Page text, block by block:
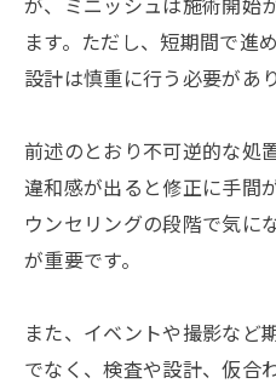
ます。ただし、短期間で進
設計は慎重に行う必要があり
前述のとおり不可逆的な処
違和感が出ると修正に手間
ウンセリングの段階で気に
が重要です。
また、イベントや撮影など
でなく、検査や設計、仮合